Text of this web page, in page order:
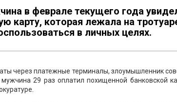
в феврале текущего года
карту, которая лежала на
в личных целях.
через платежные терминалы, злоумышленник
29 раз оплатил похищенной банковской